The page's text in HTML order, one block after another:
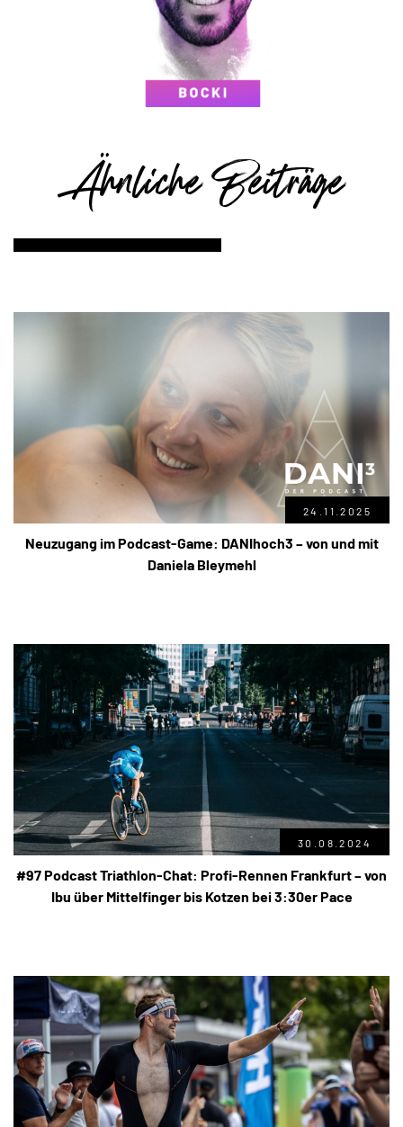
Ähnliche Beiträge
24.11.2025
Neuzugang im Podcast-Game: DANIhoch3 – von und mit
Daniela Bleymehl
30.08.2024
#97 Podcast Triathlon-Chat: Profi-Rennen Frankfurt – von
Ibu über Mittelfinger bis Kotzen bei 3:30er Pace